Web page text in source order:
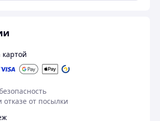
картой
от посылки